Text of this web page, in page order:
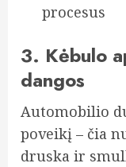
procesus
3. Kėbulo
dangos
Automobilio
poveikį – čia
druska ir